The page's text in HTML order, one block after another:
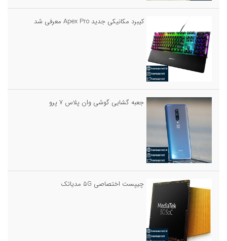
کیبرد مکانیکی جدید Apex Pro معرفی شد
جعبه گشایی گوشی وان پلاس ۷ پرو
چیپست اختصاصی ۵G مدیاتک